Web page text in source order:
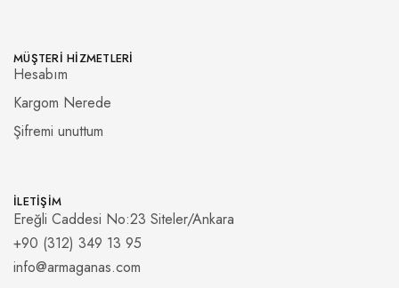
MÜŞTERI HIZMETLERI
Hesabım
Kargom Nerede
Şifremi unuttum
İLETIŞIM
Ereğli Caddesi No:23 Siteler/Ankara
+90 (312) 349 13 95
info@armaganas.com